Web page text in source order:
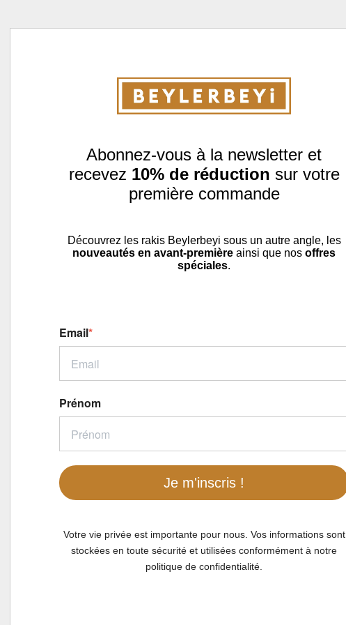
Abonnez-vous à la newsletter et
recevez 10% de réduction sur votre
première commande
Découvrez les rakis Beylerbeyi sous un autre angle, les
nouveautés en avant-première ainsi que nos offres
spéciales.
Email*
Prénom
Je m'inscris !
Votre vie privée est importante pour nous. Vos informations sont
stockées en toute sécurité et utilisées conformément à notre
politique de confidentialité.